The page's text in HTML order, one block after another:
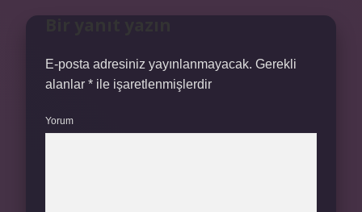
E-posta adresiniz yayınlanmayacak. Gerekli
alanlar * ile işaretlenmişlerdir
Yorum